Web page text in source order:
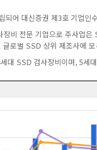
되어 대신증권 제3호 기업인
장비 전문 기업으로 주사업
로벌 SSD 상위 제조사에
대 SSD 검사장비이며, 5세